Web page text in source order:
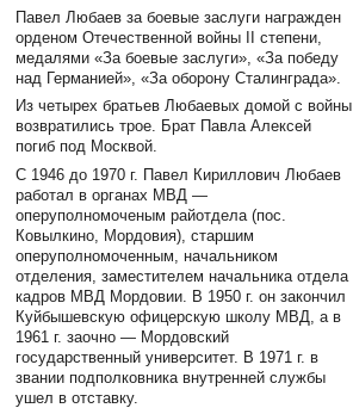
Павел Любаев за боевые заслуги награжден
орденом Отечественной войны II степени,
медалями «За боевые заслуги», «За победу
над Германией», «За оборону Сталинграда».
Из четырех братьев Любаевых домой с войны
возвратились трое. Брат Павла Алексей
погиб под Москвой.
С 1946 до 1970 г. Павел Кириллович Любаев
работал в органах МВД —
оперуполномоченым райотдела (пос.
Ковылкино, Мордовия), старшим
оперуполномоченным, начальником
отделения, заместителем начальника отдела
кадров МВД Мордовии. В 1950 г. он закончил
Куйбышевскую офицерскую школу МВД, а в
1961 г. заочно — Мордовский
государственный университет. В 1971 г. в
звании подполковника внутренней службы
ушел в отставку.